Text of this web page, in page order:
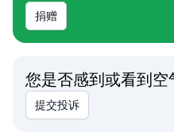
捐赠
您是否感到或看到空
提交投诉